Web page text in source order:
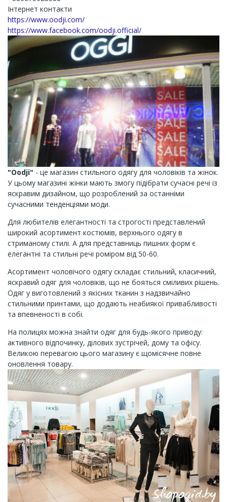
Інтернет контакти
https://www.oodji.com/
https://www.facebook.com/oodji.official/
"Oodji" - це магазин стильного одягу для чоловіків та жінок.
У цьому магазині жінки мають змогу підібрати сучасні речі із
яскравим дизайном, що розроблений за останніми
сучасними тенденціями моди.
Для любителів елегантності та строгості представлений
широкий асортимент костюмів, верхнього одягу в
стриманому стилі. А для представниць пишних форм є
елегантні та стильні речі роміром від 50-60.
Асортимент чоловічого одягу складає стильний, класичний,
яскравий одяг для чоловіків, що не бояться сміливих рішень.
Одяг у виготовлений з якісних тканин з надзвичайно
стильними принтами, що додають неабиякої привабливості
та впевненості в собі.
На полицях можна знайти одяг для будь-якого приводу:
активного відпочинку, ділових зустрічей, дому та офісу.
Великою перевагою цього магазину є щомісячне повне
оновлення товару.